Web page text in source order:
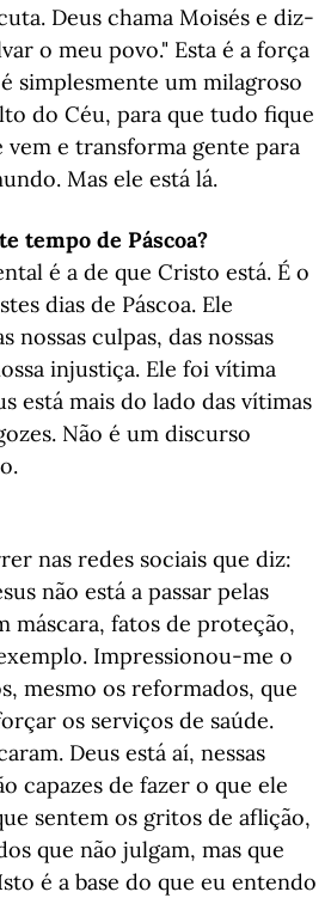
Deus chama Moisés e diz-
o meu povo." Esta é a força
simplesmente um milagroso
do Céu, para que tudo fique
e transforma gente para
Mas ele está lá.
tempo de Páscoa?
é a de que Cristo está. É o
dias de Páscoa. Ele
nossas culpas, das nossas
injustiça. Ele foi vítima
está mais do lado das vítimas
Não é um discurso
nas redes sociais que diz:
não está a passar pelas
máscara, fatos de proteção,
Impressionou-me o
mesmo os reformados, que
os serviços de saúde.
Deus está aí, nessas
capazes de fazer o que ele
sentem os gritos de aflição,
que não julgam, mas que
é a base do que eu entendo